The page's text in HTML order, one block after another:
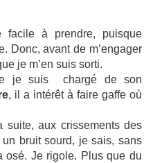
facile à prendre, puisque
Donc, avant de m’engager
je m’en suis sorti.
je suis chargé de son
, il a intérêt à faire gaffe où
suite, aux crissements des
bruit sourd, je sais, sans
osé. Je rigole. Plus que du